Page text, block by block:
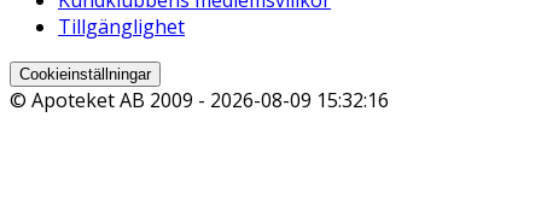
Tillgänglighet
Cookieinställningar
© Apoteket AB 2009 - 2026-08-09 15:32:16